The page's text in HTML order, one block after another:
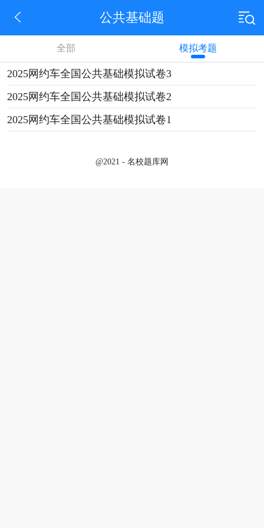
公共基础题
全部 模拟考题
2025网约车全国公共基础模拟试卷3
2025网约车全国公共基础模拟试卷2
2025网约车全国公共基础模拟试卷1
@2021 - 名校题库网